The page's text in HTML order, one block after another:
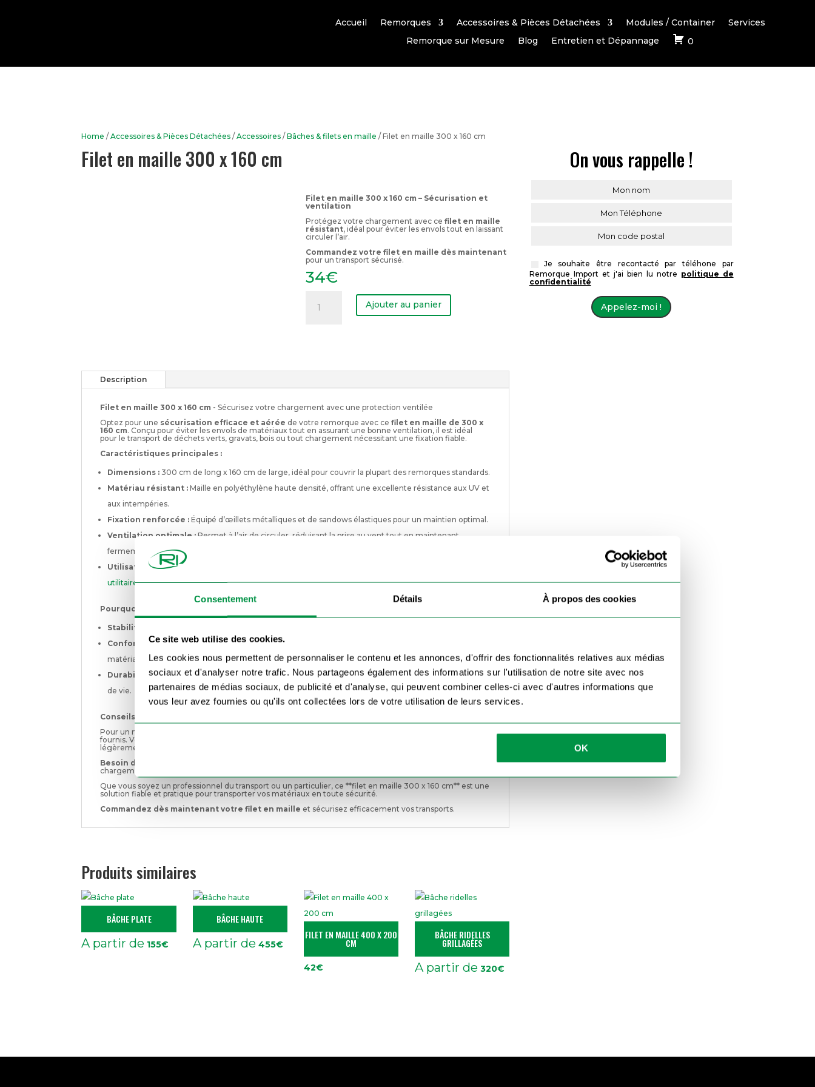
Consentement Détails À propos des cookies
Ce site web utilise des cookies.
Les cookies nous permettent de personnaliser le contenu et les annonces, d'offrir des fonctionnalités relatives aux médias
sociaux et d'analyser notre trafic. Nous partageons également des informations sur l'utilisation de notre site avec nos
partenaires de médias sociaux, de publicité et d'analyse, qui peuvent combiner celles-ci avec d'autres informations que
vous leur avez fournies ou qu'ils ont collectées lors de votre utilisation de leurs services.
OK
Accueil Remorques Accessoires & Pièces Détachées Modules / Container
Services
Remorque sur Mesure
Blog Entretien et Dépannage 0
Home /Accessoires & Pièces Détachées /Accessoires /Bâches & filets en maille / Filet en maille 300 x 160 cm
Filet en maille 300 x 160 cm
Filet en maille 300 x 160 cm – Sécurisation et
ventilation
Protégez votre chargement avec ce filet en maille
résistant, idéal pour éviter les envols tout en laissant
circuler l’air.
Commandez votre filet en maille dès maintenant
pour un transport sécurisé.
34€
Filet
Ajouter au panier
Description
Filet en maille 300 x 160 cm -Sécurisez votre chargement avec une protection ventilée
Optez pour une sécurisation efficace et aérée de votre remorque avec cefilet en maille de 300 x
160 cm. Conçu pour éviter les envols de matériaux tout en assurant une bonne ventilation, il est idéal
pour le transport de déchets verts, gravats, bois ou tout chargement nécessitant une fixation fiable.
Caractéristiques principales :
Dimensions : 300 cm de long x 160 cm de large, idéal pour couvrir la plupart des remorques standards.
Matériau résistant : Maille en polyéthylène haute densité, offrant une excellente résistance aux UV et
aux intempéries.
Fixation renforcée : Équipé d’œillets métalliques et de sandows élastiques pour un maintien optimal.
Ventilation optimale : Permet à l’air de circuler, réduisant la prise au vent tout en maintenant
fermement la cargaison.
Utilisation polyvalente :
utilitaires.
Pourquoi choisir ce filet en maille pour votre remorque ?
Stabilité accrue :
Conformité aux réglementations : Respecte les normes de transport pour éviter toute perte de
matériaux sur la route.
Durabilité et fiabilité :Résistant aux intempéries, aux UV et aux déchirures pour une longue durée
de vie.
Conseils d’installation :
Pour un maintien optimal, fixez le filet aux points d’ancrage de votre remorque à l’aide des sandows
fournis. Vérifiez que tous les œillets sont bien attachés pour éviter tout flottement. Pensez à tendre
légèrement le filet pour garantir une fixation ferme et uniforme.
Besoin d’une couverture complète ?
chargement contre la pluie et la poussière.
Que vous soyez un professionnel du transport ou un particulier, ce **filet en maille 300 x 160 cm** est une
solution fiable et pratique pour transporter vos matériaux en toute sécurité.
Commandez dès maintenant votre filet en maille et sécurisez efficacement vos transports.
Produits similaires
BÂCHE PLATE
A partir de 155€
BÂCHE HAUTE
A partir de 455€
FILET EN MAILLE 400 X 200
CM
42€
BÂCHE RIDELLES
GRILLAGÉES
A partir de 320€
On vous rappelle !
Je souhaite être recontacté par téléhone par
Remorque Import et j'ai bien lu notre politique de
confidentialité
Appelez-moi !